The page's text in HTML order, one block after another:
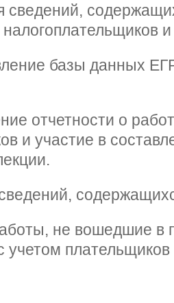
сведений,
базы данных
отчетности о
и участие в
не вошедшие в
учетом плательщиков